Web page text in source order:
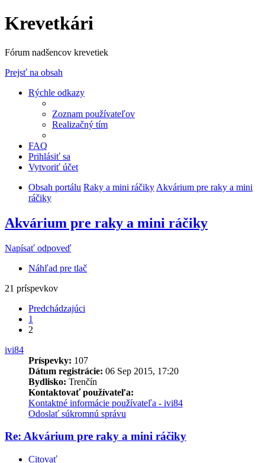
Krevetkári
Fórum nadšencov krevetiek
Prejsť na obsah
Rýchle odkazy
Zoznam používateľov
Realizačný tím
FAQ
Prihlásiť sa
Vytvoriť účet
Obsah portálu Raky a mini ráčiky Akvárium pre raky a mini
ráčiky
Akvárium pre raky a mini ráčiky
Napísať odpoveď
Náhľad pre tlač
21 príspevkov
Predchádzajúci
1
2
ivi84
Príspevky: 107
Dátum registrácie: 06 Sep 2015, 17:20
Bydlisko: Trenčín
Kontaktovať používateľa:
Kontaktné informácie používateľa - ivi84
Odoslať súkromnú správu
Re: Akvárium pre raky a mini ráčiky
Citovať